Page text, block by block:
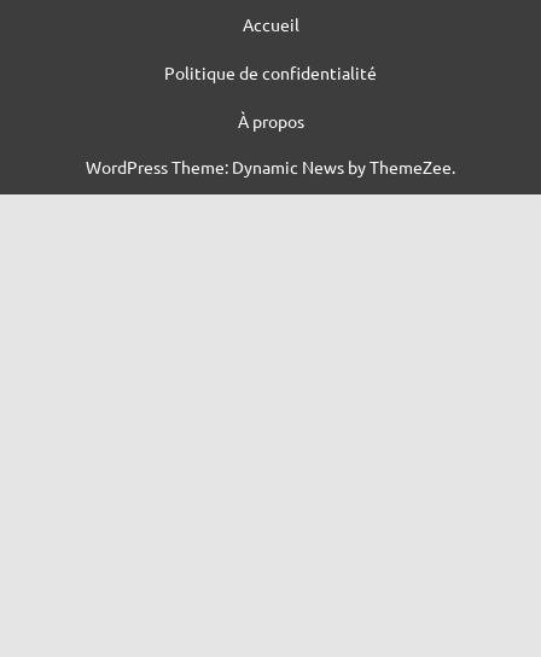
Accueil
Politique de confidentialité
À propos
WordPress Theme: Dynamic News by ThemeZee.